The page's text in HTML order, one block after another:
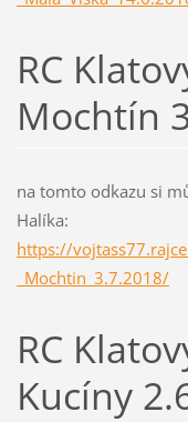
RC
Mochtín
na tomto odkazu si
Halíka:
https://
_Mochtin_3.7.2018/
RC
Kucíny